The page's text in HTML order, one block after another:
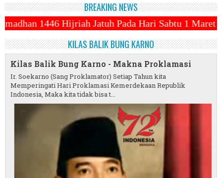
BREAKING NEWS
Pada Hari Sabtu 1 Maret 2025 ~||~ 1 Syawal
KILAS BALIK BUNG KARNO
Kilas Balik Bung Karno - Makna Proklamasi
Ir. Soekarno (Sang Proklamator) Setiap Tahun kita
Memperingati Hari Proklamasi Kemerdekaan Republik
Indonesia, Maka kita tidak bisa t...